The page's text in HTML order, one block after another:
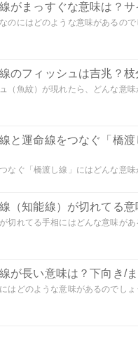
線がまっすぐな意味は？
のにはどのような意味があるので
線のフィッシュは吉兆？
（魚紋）が現れたら、どんな意
線と運命線をつなぐ「橋
なぐ「橋渡し線」にはどんな意
線（知能線）が切れてる
切れてる手相にはどんな意味が
線が長い意味は？下向き/
はどのような意味があるのでし